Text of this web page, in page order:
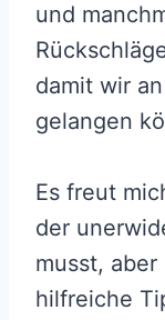
und
damit wir
gelangen
Es freut
der
musst,
hilfreiche